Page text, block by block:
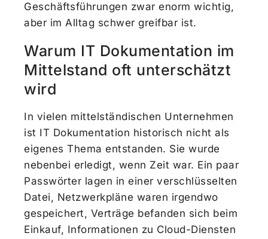
Geschäftsführungen zwar enorm wichtig,
aber im Alltag schwer greifbar ist.
Warum IT Dokumentation im
Mittelstand oft unterschätzt
wird
In vielen mittelständischen Unternehmen
ist IT Dokumentation historisch nicht als
eigenes Thema entstanden. Sie wurde
nebenbei erledigt, wenn Zeit war. Ein paar
Passwörter lagen in einer verschlüsselten
Datei, Netzwerkpläne waren irgendwo
gespeichert, Verträge befanden sich beim
Einkauf, Informationen zu Cloud-Diensten